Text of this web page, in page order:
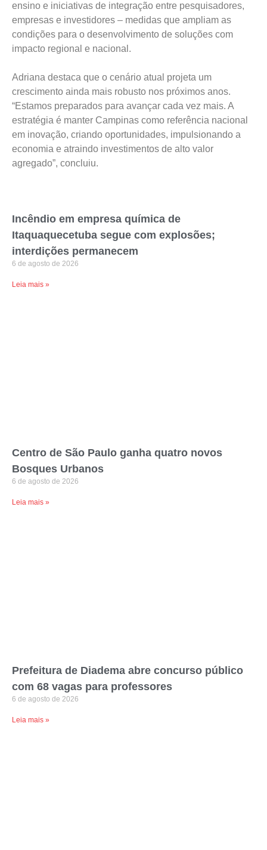
ensino e iniciativas de integração entre pesquisadores,
empresas e investidores – medidas que ampliam as
condições para o desenvolvimento de soluções com
impacto regional e nacional.
Adriana destaca que o cenário atual projeta um
crescimento ainda mais robusto nos próximos anos.
“Estamos preparados para avançar cada vez mais. A
estratégia é manter Campinas como referência nacional
em inovação, criando oportunidades, impulsionando a
economia e atraindo investimentos de alto valor
agregado”, concluiu.
Incêndio em empresa química de
Itaquaquecetuba segue com explosões;
interdições permanecem
6 de agosto de 2026
Leia mais »
Centro de São Paulo ganha quatro novos
Bosques Urbanos
6 de agosto de 2026
Leia mais »
Prefeitura de Diadema abre concurso público
com 68 vagas para professores
6 de agosto de 2026
Leia mais »